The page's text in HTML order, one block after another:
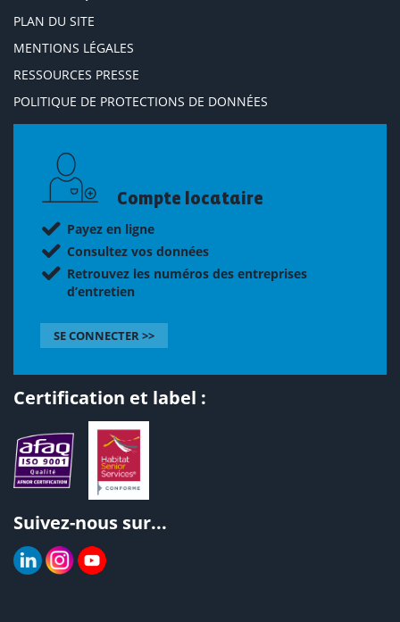
PLAN DU SITE
MENTIONS LÉGALES
RESSOURCES PRESSE
POLITIQUE DE PROTECTIONS DE DONNÉES
Compte locataire
Payez en ligne
Consultez vos données
Retrouvez les numéros des entreprises
d’entretien
SE CONNECTER >>
Certification et label :
Suivez-nous sur...